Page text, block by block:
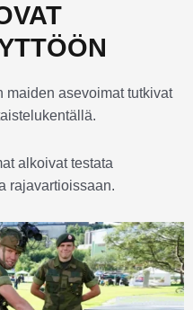
maiden asevoimat tutkivat
alkoivat testata
rajavartioissaan.